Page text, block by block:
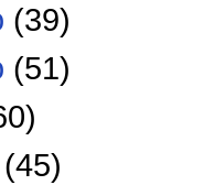
(39)
(51)
(45)